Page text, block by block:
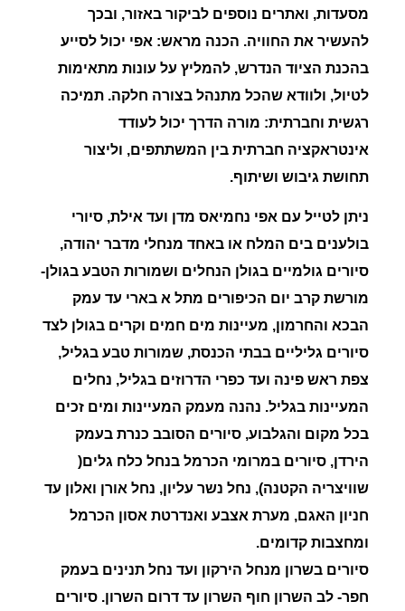
מסעדות, ואתרים נוספים לביקור באזור, ובכך
להעשיר את החוויה. הכנה מראש: אפי יכול לסייע
בהכנת הציוד הנדרש, להמליץ על עונות מתאימות
לטיול, ולוודא שהכל מתנהל בצורה חלקה. תמיכה
רגשית וחברתית: מורה הדרך יכול לעודד
אינטראקציה חברתית בין המשתתפים, וליצור
תחושת גיבוש ושיתוף.
ניתן לטייל עם אפי נחמיאס מדן ועד אילת, סיורי
בולענים בים המלח או באחד מנחלי מדבר יהודה,
סיורים גולמיים בגולן הנחלים ושמורות הטבע בגולן-
מורשת קרב יום הכיפורים מתל א בארי עד עמק
הבכא והחרמון, מעיינות מים חמים וקרים בגולן לצד
סיורים גליליים בבתי הכנסת, שמורות טבע בגליל,
צפת ראש פינה ועד כפרי הדרוזים בגליל, נחלים
המעיינות בגליל. נהנה מעמק המעיינות ומים זכים
בכל מקום והגלבוע, סיורים הסובב כנרת בעמק
הירדן, סיורים במרומי הכרמל בנחל כלח גלים(
שוויצריה הקטנה), נחל נשר עליון, נחל אורן ואלון עד
חניון האגם, מערת אצבע ואנדרטת אסון הכרמל
ומחצבות קדומים.
סיורים בשרון מנחל הירקון ועד נחל תנינים בעמק
חפר- לב השרון חוף השרון עד דרום השרון. סיורים